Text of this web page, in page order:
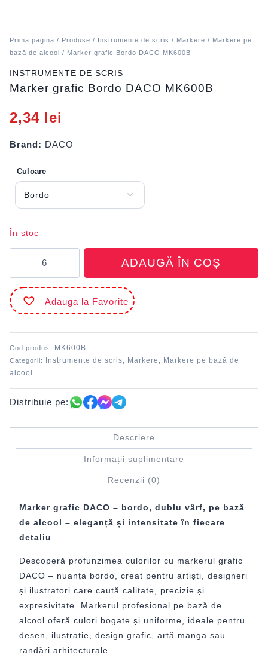
Prima pagină / Produse / Instrumente de scris / Markere / Markere pe
bază de alcool / Marker grafic Bordo DACO MK600B
INSTRUMENTE DE SCRIS
Marker grafic Bordo DACO MK600B
2,34 lei
Brand: DACO
Culoare
În stoc
grafic
Bordo
DACO
MK600B
ADAUGĂ ÎN COȘ
Adauga la Favorite
Cod produs: MK600B
Categorii: Instrumente de scris Markere
Markere pe bază de
alcool
Distribuie pe:
Descriere
Informații suplimentare
Recenzii (0)
Marker grafic DACO – bordo, dublu vârf, pe bază
de alcool – eleganță și intensitate în fiecare
detaliu
Descoperă profunzimea culorilor cu markerul grafic
DACO – nuanța bordo, creat pentru artiști, designeri
și ilustratori care caută calitate, precizie și
expresivitate. Markerul profesional pe bază de
alcool oferă culori bogate și uniforme, ideale pentru
desen, ilustrație, design grafic, artă manga sau
randări arhitecturale.